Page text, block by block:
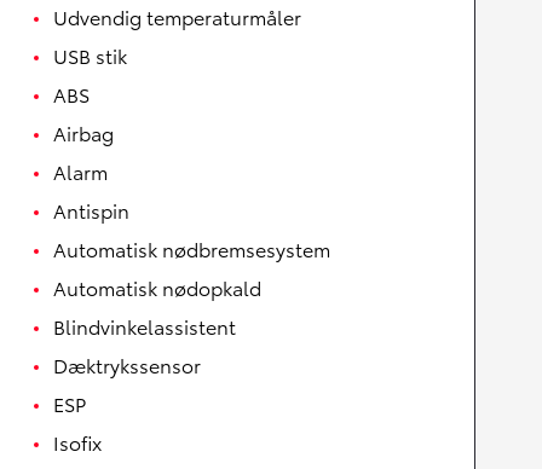
Udvendig temperaturmåler
USB stik
ABS
Airbag
Alarm
Antispin
Automatisk nødbremsesystem
Automatisk nødopkald
Blindvinkelassistent
Dæktrykssensor
ESP
Isofix